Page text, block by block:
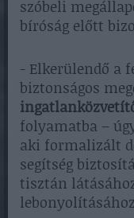
szóbeli
bíróság előtt
- Elkerülendő a
biztonságos
folyamatba –
aki formalizált
segítség
tisztán